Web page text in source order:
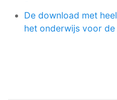
De download met
het onderwijs voor